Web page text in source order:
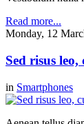
Read more...
Monday, 12
Sed risus
in Smartphones